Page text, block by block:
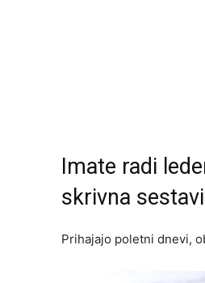
Imate radi
skrivna
Prihajajo poletni dnevi,